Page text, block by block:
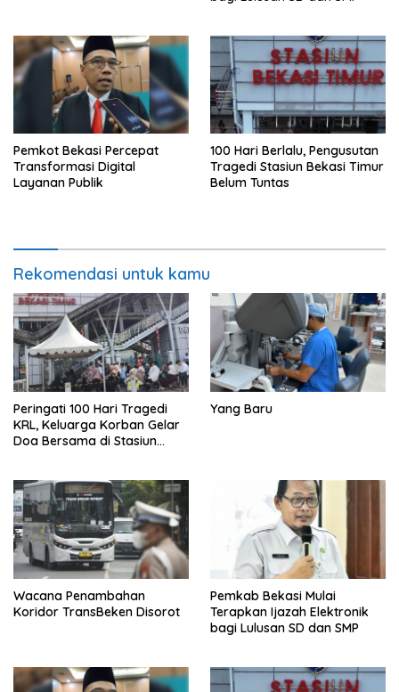
Pemkot Bekasi Percepat
Transformasi Digital
Layanan Publik
100 Hari Berlalu, Pengusutan
Tragedi Stasiun Bekasi Timur
Belum Tuntas
Rekomendasi untuk kamu
Peringati 100 Hari Tragedi
KRL, Keluarga Korban Gelar
Doa Bersama di Stasiun
Yang Baru
Wacana Penambahan
Koridor TransBeken Disorot
Pemkab Bekasi Mulai
Terapkan Ijazah Elektronik
bagi Lulusan SD dan SMP